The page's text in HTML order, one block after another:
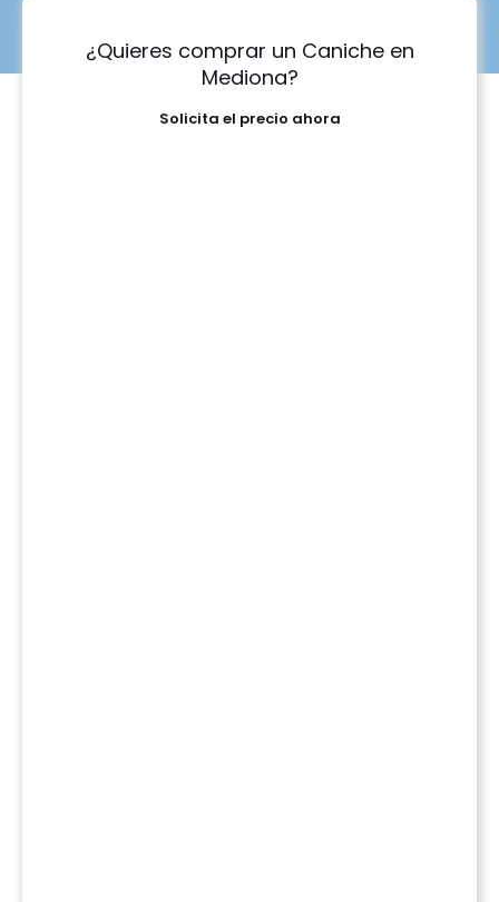
¿Quieres comprar un Caniche en
Mediona?
Solicita el precio ahora